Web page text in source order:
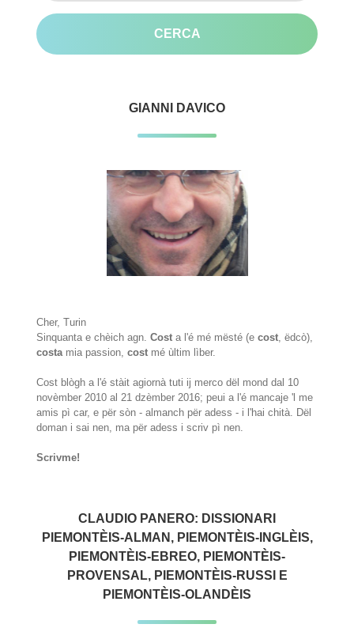
GIANNI DAVICO
Cher, Turin
Sinquanta e chèich agn.Cost a l'é mé mësté (ecost , ëdcò),
costa mia passion,cost mé ùltim lìber.
Cost blògh a l'é stàit agiornà tuti ij merco dël mond dal 10
novèmber 2010 al 21 dzèmber 2016; peui a l'é mancaje 'l me
amis pì car, e për sòn - almanch për adess - i l'hai chità. Dël
doman i sai nen, ma për adess i scriv pì nen.
Scrivme!
CLAUDIO PANERO: DISSIONARI
PIEMONTÈIS-ALMAN, PIEMONTÈIS-INGLÈIS,
PIEMONTÈIS-EBREO, PIEMONTÈIS-
PROVENSAL, PIEMONTÈIS-RUSSI E
PIEMONTÈIS-OLANDÈIS